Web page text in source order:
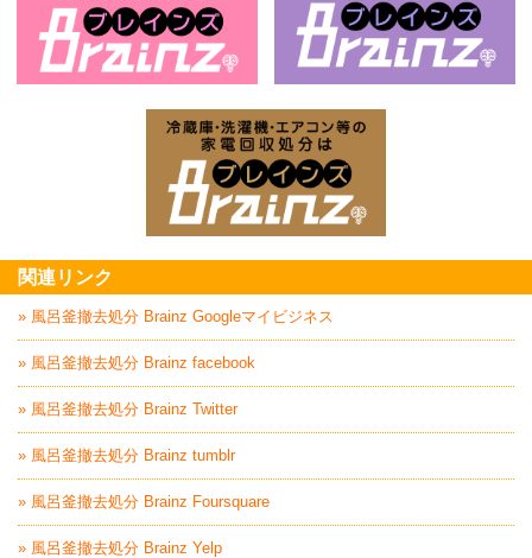
関連リンク
» 風呂釜撤去処分 Brainz Googleマイビジネス
» 風呂釜撤去処分 Brainz facebook
» 風呂釜撤去処分 Brainz Twitter
» 風呂釜撤去処分 Brainz tumblr
» 風呂釜撤去処分 Brainz Foursquare
» 風呂釜撤去処分 Brainz Yelp